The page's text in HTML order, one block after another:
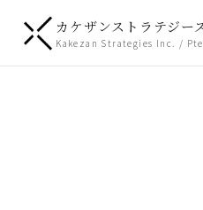
カケザンストラテジー
Kakezan Strategies Inc. /